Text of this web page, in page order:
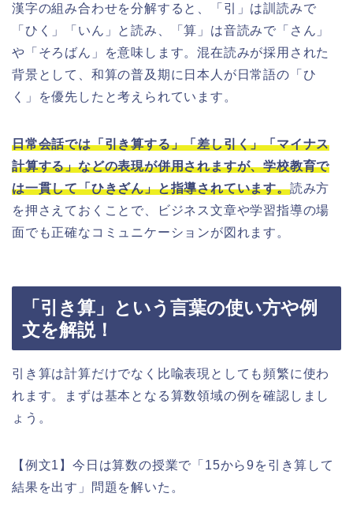
漢字の組み合わせを分解すると、「引」は訓読みで
「ひく」「いん」と読み、「算」は音読みで「さん」
や「そろばん」を意味します。混在読みが採用された
背景として、和算の普及期に日本人が日常語の「ひ
く」を優先したと考えられています。
日常会話では「引き算する」「差し引く」「マイナス
計算する」などの表現が併用されますが、学校教育で
は一貫して「ひきざん」と指導されています。読み方
を押さえておくことで、ビジネス文章や学習指導の場
面でも正確なコミュニケーションが図れます。
「引き算」という言葉の使い方や例
文を解説！
引き算は計算だけでなく比喩表現としても頻繁に使わ
れます。まずは基本となる算数領域の例を確認しまし
ょう。
【例文1】今日は算数の授業で「15から9を引き算して
結果を出す」問題を解いた。